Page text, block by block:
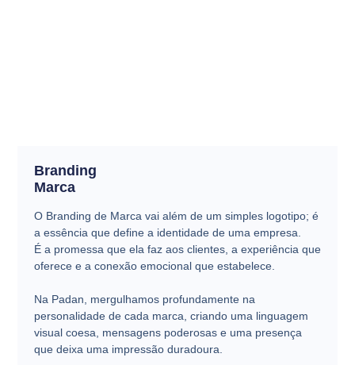
Branding
Marca
O Branding de Marca vai além de um simples logotipo; é
a essência que define a identidade de uma empresa.
É a promessa que ela faz aos clientes, a experiência que
oferece e a conexão emocional que estabelece.
Na Padan, mergulhamos profundamente na
personalidade de cada marca, criando uma linguagem
visual coesa, mensagens poderosas e uma presença
que deixa uma impressão duradoura.